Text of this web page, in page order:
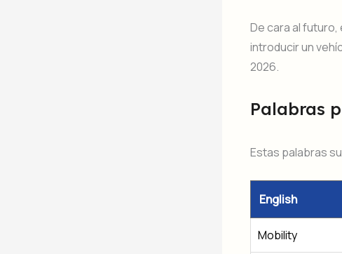
De cara al futuro,
introducir un
2026.
Palabras
Estas palabras
English
Mobility